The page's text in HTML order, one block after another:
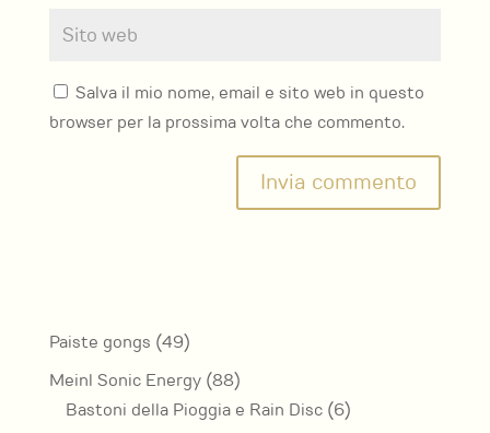
Salva il mio nome, email e sito web in questo
browser per la prossima volta che commento.
Paiste gongs 4949
prodotti
Meinl Sonic Energy 8888
prodotti
Bastoni della Pioggia e Rain Disc 66